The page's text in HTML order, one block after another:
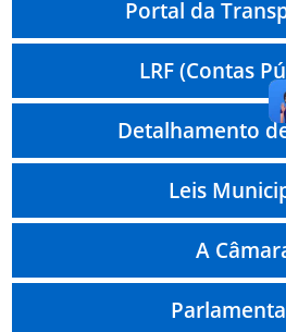
Portal da
LRF (Contas
Detalhamento
Leis
A